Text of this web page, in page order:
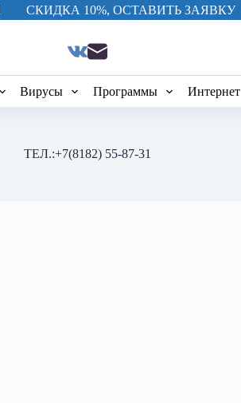
СКИДКА 10%, ОСТАВИТЬ ЗАЯВКУ
Вирусы Программы Интернет
ТЕЛ.:+7(8182) 55-87-31